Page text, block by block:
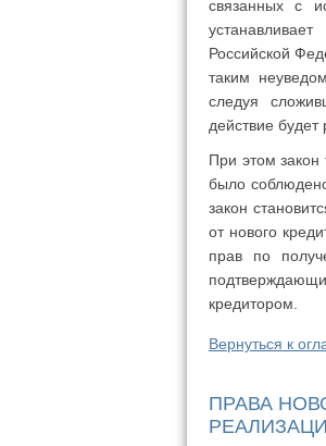
связанных с
Российской
таким
следуя
действие
При этом закон
было
закон
от нового
прав по
кредитором.
Вернуться к
ПРАВА